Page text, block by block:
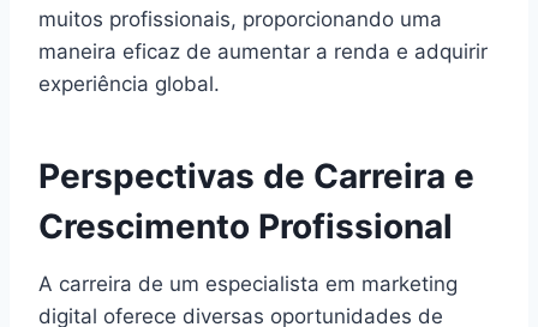
muitos profissionais, proporcionando uma
maneira eficaz de aumentar a renda e adquirir
experiência global.
Perspectivas de Carreira e
Crescimento Profissional
A carreira de um especialista em marketing
digital oferece diversas oportunidades de